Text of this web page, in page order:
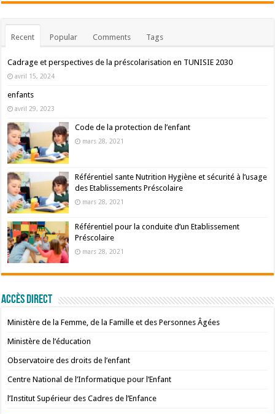
Recent Popular Comments Tags
Cadrage et perspectives de la préscolarisation en TUNISIE 2030
avril 15, 2024
enfants
avril 29, 2023
Code de la protection de l’enfant
mars 28, 2021
Référentiel sante Nutrition Hygiène et sécurité à l’usage
des Etablissements Préscolaire
mars 28, 2021
Référentiel pour la conduite d’un Etablissement
Préscolaire
mars 28, 2021
Accès Direct
Ministère de la Femme, de la Famille et des Personnes Âgées
Ministère de l’éducation
Observatoire des droits de l’enfant
Centre National de l’Informatique pour l’Enfant
l’Institut Supérieur des Cadres de l’Enfance